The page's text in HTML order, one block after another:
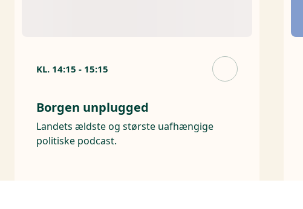
KL. 14:15 - 15:15
Borgen unplugged
Landets ældste og største uafhængige
politiske podcast.